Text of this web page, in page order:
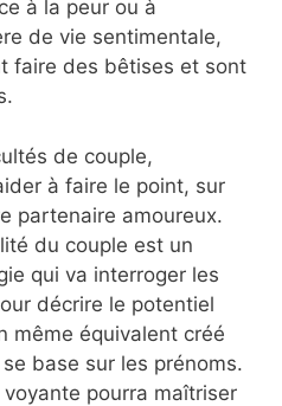
à la peur ou à
de vie sentimentale,
faire des bêtises et sont
de couple,
à faire le point, sur
partenaire amoureux.
du couple est un
qui va interroger les
décrire le potentiel
même équivalent créé
base sur les prénoms.
pourra maîtriser